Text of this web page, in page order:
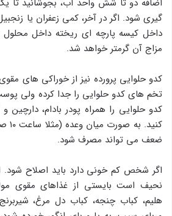
اضافه دو تا شش واحد آب، بجوشانید
گیری شود. اگر در آخر، كمی زعفران یا
داخل كیسه پارچه ای ریخته داخل محلول
مزاج آن گرمتر خواهد شد.
کدو حلوایی پرورده نیز از خوراکی های
تخم های کدو حلوایی را جدا کرده ولی
کدو حلوایی را همراه پودر بادام، دارچین
ضعف می تواند مصرف شود.
اگر شخص کم خونی دارد باید اصلاح شود.
نحیف است بایستی از غذاهای مقوی
هلیم، کباب چنجه، کباب دل مرغ،